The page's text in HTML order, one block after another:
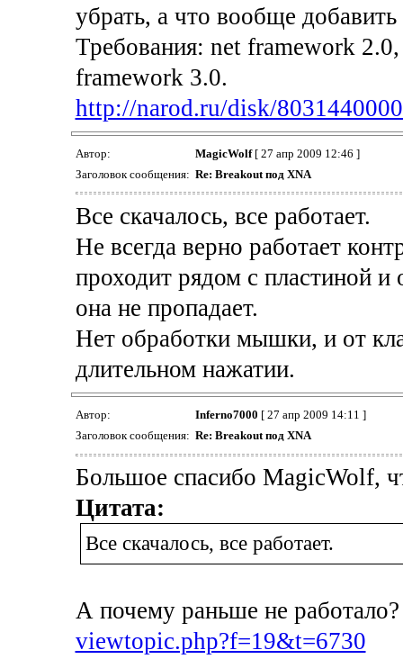
убрать, а что вообще добавить
Требования: net framework
framework 3.0.
http://narod.ru/disk/
Автор: MagicWolf[ 27 апр 2009 12:46 ]
Заголовок сообщения: Re: Breakout под XNA
Все скачалось, все работает.
Не всегда верно работает
проходит рядом с пластиной и
она не пропадает.
Нет обработки мышки, и от
длительном нажатии.
Автор: Inferno7000 [ 27 апр 2009 14:11 ]
Заголовок сообщения: Re: Breakout под XNA
Большое спасибо MagicWolf,
Цитата:
Все скачалось, все работает.
А почему раньше не
viewtopic.php?f=19&t=6730